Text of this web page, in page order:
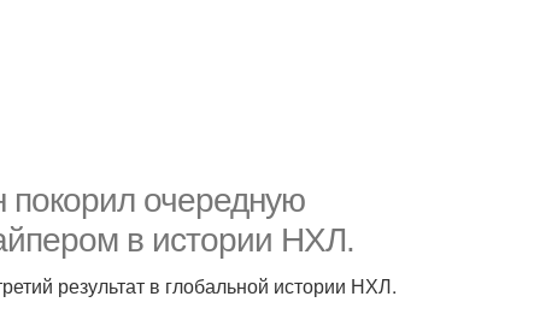
покорил очередную
в истории НХЛ.
результат в глобальной истории НХЛ.